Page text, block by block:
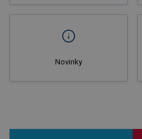
Novinky